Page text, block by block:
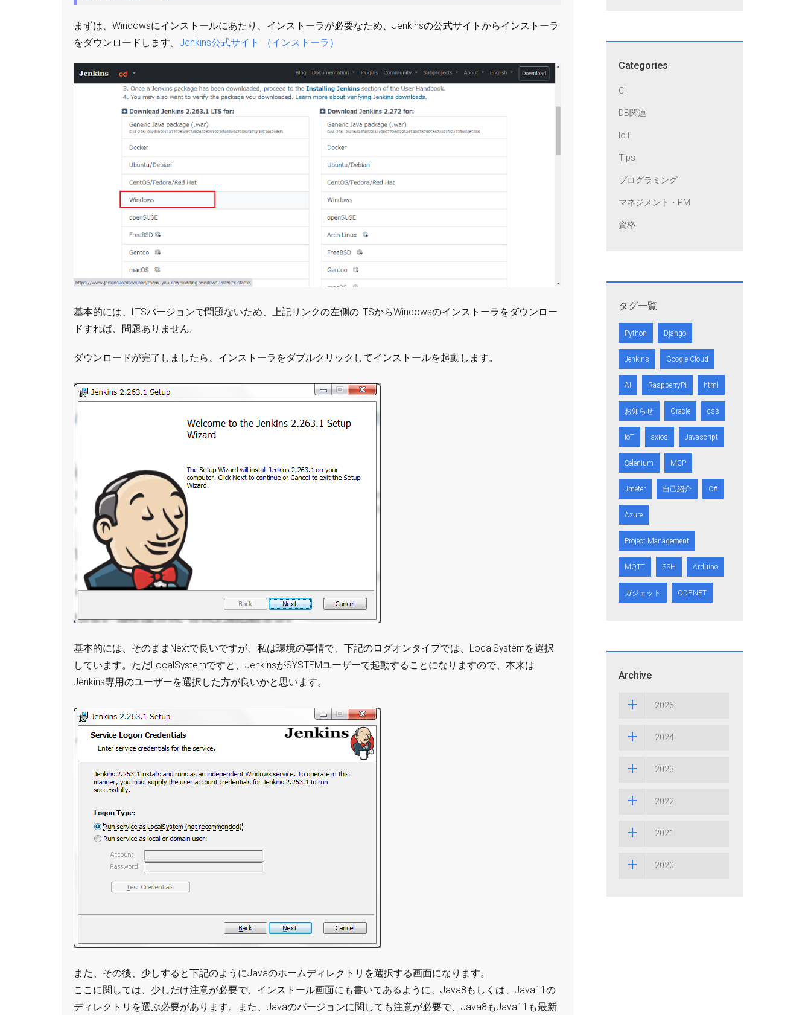
まずは、Windowsにインストールにあたり、インストーラが必要なため、Jenkinsの公式サイトからインストーラ
をダウンロードします。 Jenkins公式サイト （インストーラ）
基本的には、LTSバージョンで問題ないため、上記リンクの左側のLTSからWindowsのインストーラをダウンロー
ドすれば、問題ありません。
ダウンロードが完了しましたら、インストーラをダブルクリックしてインストールを起動します。
基本的には、そのままNextで良いですが、私は環境の事情で、下記のログオンタイプでは、LocalSystemを選択
しています。ただLocalSystemですと、JenkinsがSYSTEMユーザーで起動することになりますので、本来は
Jenkins専用のユーザーを選択した方が良いかと思います。
また、その後、少しすると下記のようにJavaのホームディレクトリを選択する画面になります。
ここに関しては、少しだけ注意が必要で、インストール画面にも書いてあるように、 Java8もしくは、Java11 の
ディレクトリを選ぶ必要があります。また、Javaのバージョンに関しても注意が必要で、Java8もJava11も最新
Categories
CI
DB関連
IoT
Tips
プログラミング
マネジメント・PM
資格
タグ一覧
Python Django
Jenkins Google Cloud
AI RaspberryPi html
お知らせ Oracle css
IoT axios Javascript
Selenium MCP
Jmeter 自己紹介 C#
Azure
Project Management
MQTT SSH Arduino
ガジェット ODP.NET
Archive
2026
2024
2023
2022
2021
2020